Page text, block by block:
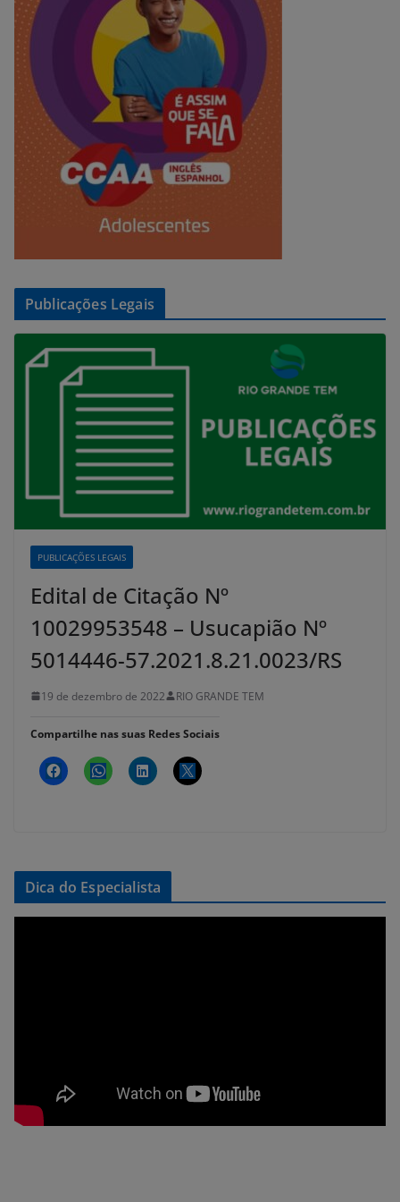
Publicações Legais
PUBLICAÇÕES LEGAIS
Edital de Citação Nº
10029953548 – Usucapião Nº
5014446-57.2021.8.21.0023/RS
19 de dezembro de 2022 RIO GRANDE TEM
Compartilhe nas suas Redes Sociais
Dica do Especialista